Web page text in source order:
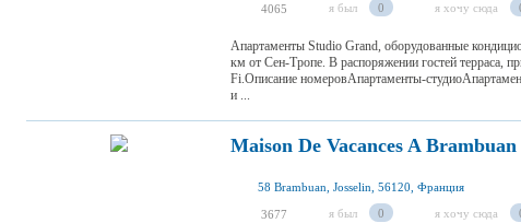
4065 я был 0 я хочу сюда
Апартаменты Studio Grand, оборудованные
км от Сен-Тропе. В распоряжении гостей терраса,
Fi.Описание номеровАпартаменты-
и ...
Maison De Vacances A Brambuan
58 Brambuan, Josselin, 56120, Франция
3677 я был 0 я хочу сюда